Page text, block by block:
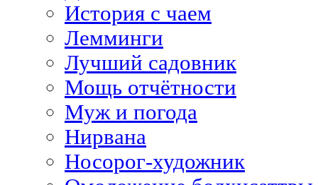
История с чаем
Лемминги
Лучший садовник
Мощь отчётности
Муж и погода
Нирвана
Носорог-художник